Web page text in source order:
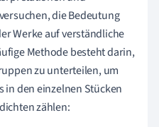
die Bedeutung
Werke auf verständliche
Methode besteht darin,
zu unterteilen, um
in den einzelnen Stücken
zählen: